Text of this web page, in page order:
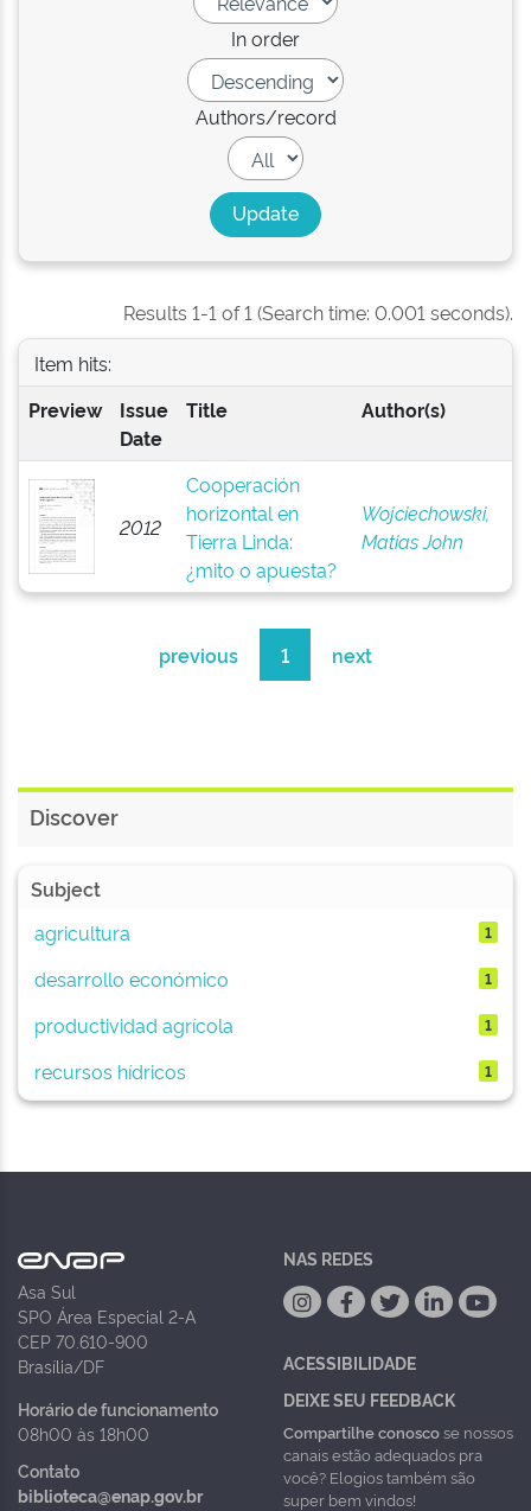
In order
Authors/record
Results 1-1 of 1 (Search time: 0.001 seconds).
Item hits:
Preview
Issue
Date
Title Author(s)
2012
Cooperación
horizontal en
Tierra Linda:
¿mito o apuesta?
Wojciechowski,
Matias John
previous 1 next
Discover
Subject
agricultura
1
desarrollo económico 1
productividad agrícola 1
recursos hídricos 1
Asa Sul
SPO Área Especial 2-A
CEP 70.610-900
Brasília/DF
Horário de funcionamento
08h00 às 18h00
Contato
biblioteca@enap.gov.br
NAS REDES
ACESSIBILIDADE
DEIXE SEU FEEDBACK
Compartilhe conoscose nossos
canais estão adequados pra
você? Elogios também são
super bem vindos!